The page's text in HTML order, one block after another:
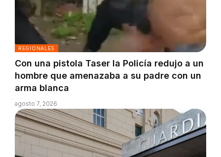
REGIONALES
Con una pistola Taser la Policía redujo a un
hombre que amenazaba a su padre con un
arma blanca
agosto 7, 2026